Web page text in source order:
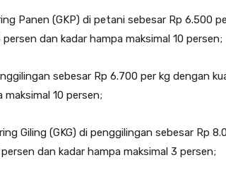
Panen (GKP) di petani sebesar Rp 6.500
dan kadar hampa maksimal 10 persen;
sebesar Rp 6.700 per kg dengan
maksimal 10 persen;
Giling (GKG) di penggilingan sebesar Rp
dan kadar hampa maksimal 3 persen;